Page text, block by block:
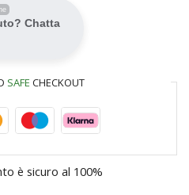
Chatta
SAFE CHECKOUT
è sicuro al 100%